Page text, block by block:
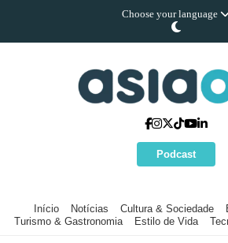
Choose your language
Podcast
Início Notícias Cultura & Sociedade
Turismo & Gastronomia
Estilo de Vida